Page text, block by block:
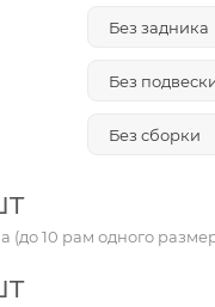
(до 10 рам одного